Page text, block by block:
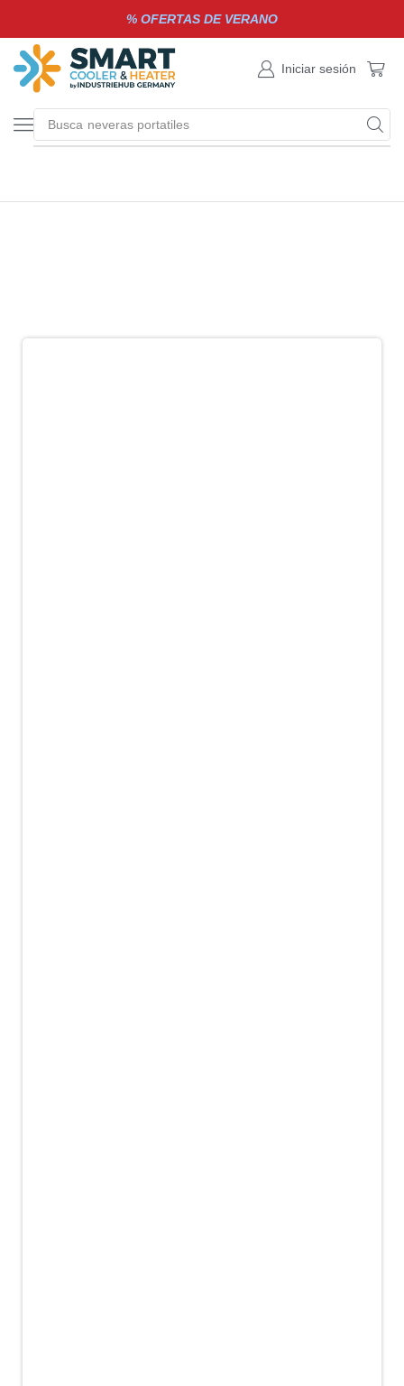
% OFERTAS DE VERANO
Iniciar sesión
Busca neveras portatiles